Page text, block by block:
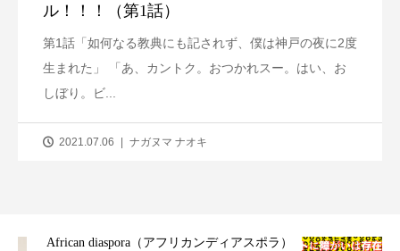
ル！！！（第1話）
第1話「如何なる教典にも記されず、僕は神戸の夜に2度
生まれた」 「あ、カントク。おつかれスー。はい、お
しぼり。ビ...
2021.07.06 ナガヌマ ナオキ
障がい児コラボアート展が神戸に初上陸！